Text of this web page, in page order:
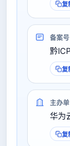
复
备案号
黔
复
主办
华为
复